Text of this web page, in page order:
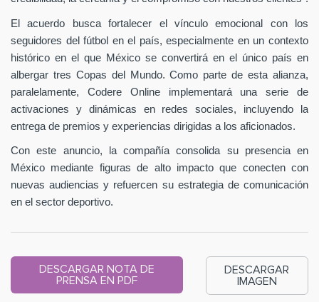
El acuerdo busca fortalecer el vínculo emocional con los
seguidores del fútbol en el país, especialmente en un contexto
histórico en el que México se convertirá en el único país en
albergar tres Copas del Mundo. Como parte de esta alianza,
paralelamente, Codere Online implementará una serie de
activaciones y dinámicas en redes sociales, incluyendo la
entrega de premios y experiencias dirigidas a los aficionados.
Con este anuncio, la compañía consolida su presencia en
México mediante figuras de alto impacto que conecten con
nuevas audiencias y refuercen su estrategia de comunicación
en el sector deportivo.
DESCARGAR NOTA DE
PRENSA EN PDF
DESCARGAR
IMAGEN